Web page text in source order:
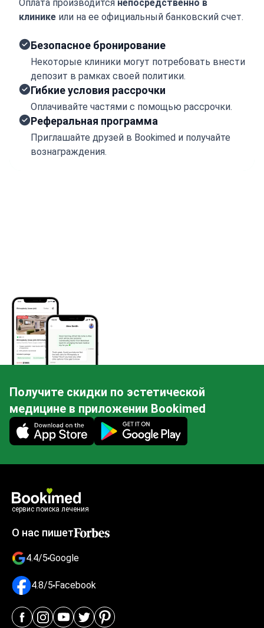
Оплата производится непосредственно в
клинике или на ее официальный банковский счет.
Безопасное бронирование
Некоторые клиники могут потребовать внести
депозит в рамках своей политики.
Гибкие условия рассрочки
Оплачивайте частями с помощью рассрочки.
Реферальная программа
Приглашайте друзей в Bookimed и получайте
вознаграждения.
Получите скидки по эстетической
медицине в приложении Bookimed
Mobile app illustration
сервис поиска лечения
О нас пишет
4.4/5 Google
4.8/5 Facebook